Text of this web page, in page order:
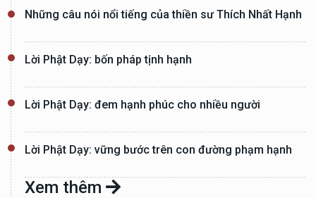
Những câu nói nổi tiếng của thiền sư Thích Nhất Hạnh
Lời Phật Dạy: bốn pháp tịnh hạnh
Lời Phật Dạy: đem hạnh phúc cho nhiều người
Lời Phật Dạy: vững bước trên con đường phạm hạnh
Xem thêm